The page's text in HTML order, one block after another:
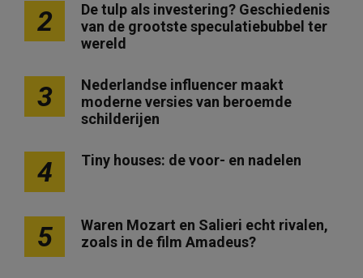
2
De tulp als investering? Geschiedenis
van de grootste speculatiebubbel ter
wereld
3
Nederlandse influencer maakt
moderne versies van beroemde
schilderijen
4 Tiny houses: de voor- en nadelen
5
Waren Mozart en Salieri echt rivalen,
zoals in de film Amadeus?